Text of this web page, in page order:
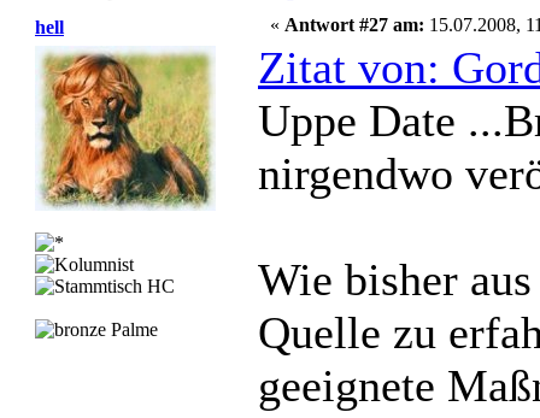
hell
« Antwort #27 am: 15.07.2008,
Zitat von:
Uppe Date
nirgendwo
Wie bisher
Quelle zu
geeignete